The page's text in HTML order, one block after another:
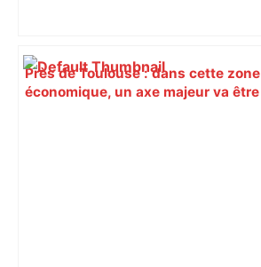
Près de Toulouse : dans cette zone
économique, un axe majeur va être